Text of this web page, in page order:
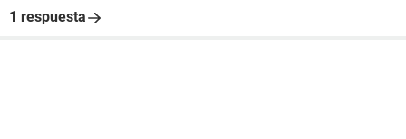
1 respuesta